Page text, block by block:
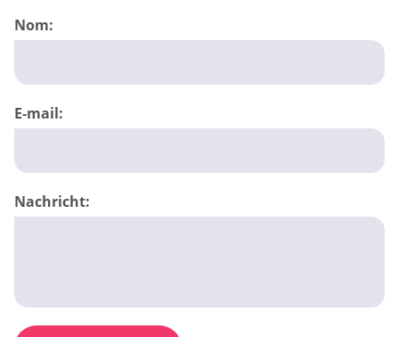
Nom:
E-mail:
Nachricht: